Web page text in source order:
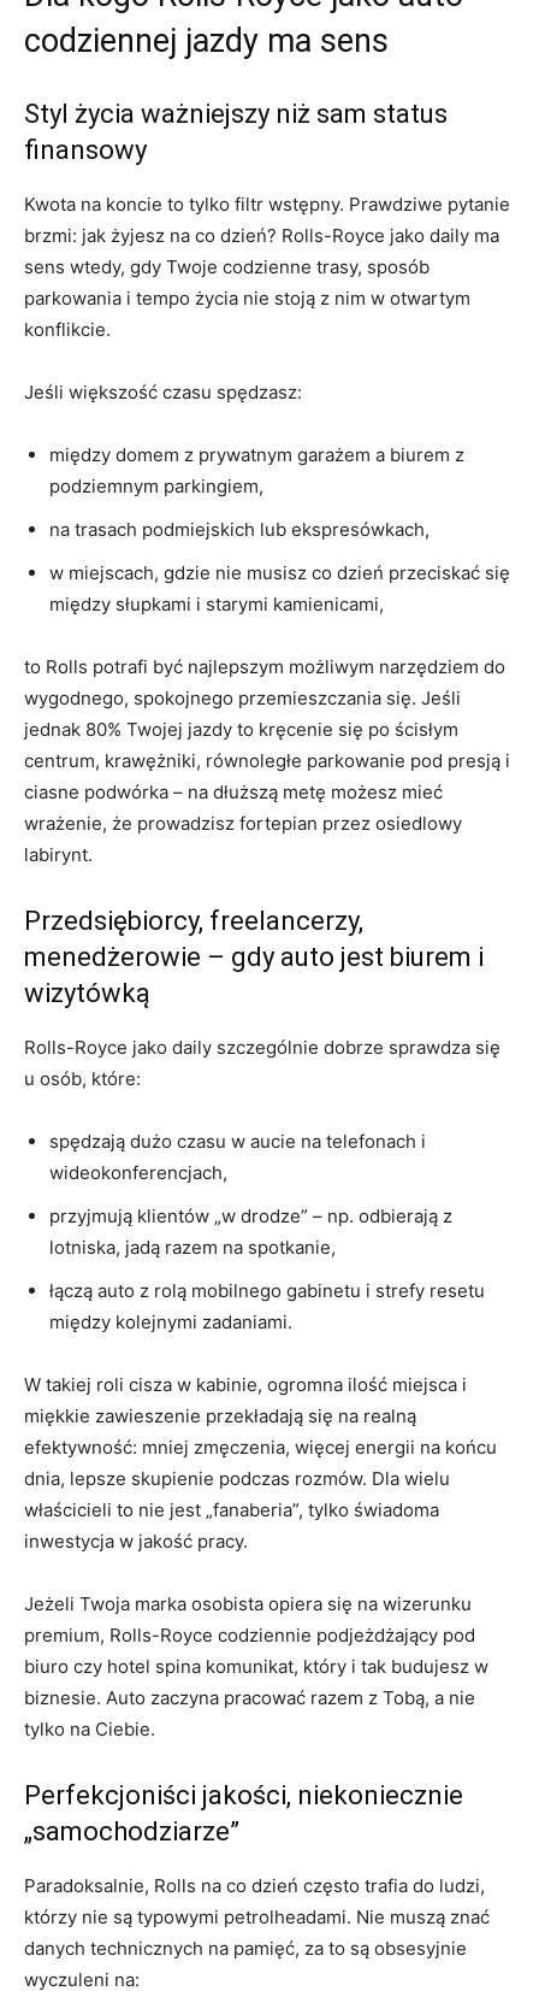
codziennej jazdy ma sens
Styl życia ważniejszy niż sam status
finansowy
Kwota na koncie to tylko filtr wstępny. Prawdziwe pytanie
brzmi: jak żyjesz na co dzień? Rolls-Royce jako daily ma
sens wtedy, gdy Twoje codzienne trasy, sposób
parkowania i tempo życia nie stoją z nim w otwartym
konflikcie.
Jeśli większość czasu spędzasz:
między domem z prywatnym garażem a biurem z
podziemnym parkingiem,
na trasach podmiejskich lub ekspresówkach,
w miejscach, gdzie nie musisz co dzień przeciskać się
między słupkami i starymi kamienicami,
to Rolls potrafi być najlepszym możliwym narzędziem do
wygodnego, spokojnego przemieszczania się. Jeśli
jednak 80% Twojej jazdy to kręcenie się po ścisłym
centrum, krawężniki, równoległe parkowanie pod presją i
ciasne podwórka – na dłuższą metę możesz mieć
wrażenie, że prowadzisz fortepian przez osiedlowy
labirynt.
Przedsiębiorcy, freelancerzy,
menedżerowie – gdy auto jest biurem i
wizytówką
Rolls-Royce jako daily szczególnie dobrze sprawdza się
u osób, które:
spędzają dużo czasu w aucie na telefonach i
wideokonferencjach,
przyjmują klientów „w drodze” – np. odbierają z
lotniska, jadą razem na spotkanie,
łączą auto z rolą mobilnego gabinetu i strefy resetu
między kolejnymi zadaniami.
W takiej roli cisza w kabinie, ogromna ilość miejsca i
miękkie zawieszenie przekładają się na realną
efektywność: mniej zmęczenia, więcej energii na końcu
dnia, lepsze skupienie podczas rozmów. Dla wielu
właścicieli to nie jest „fanaberia”, tylko świadoma
inwestycja w jakość pracy.
Jeżeli Twoja marka osobista opiera się na wizerunku
premium, Rolls-Royce codziennie podjeżdżający pod
biuro czy hotel spina komunikat, który i tak budujesz w
biznesie. Auto zaczyna pracować razem z Tobą, a nie
tylko na Ciebie.
Perfekcjoniści jakości, niekoniecznie
„samochodziarze”
Paradoksalnie, Rolls na co dzień często trafia do ludzi,
którzy nie są typowymi petrolheadami. Nie muszą znać
danych technicznych na pamięć, za to są obsesyjnie
wyczuleni na: